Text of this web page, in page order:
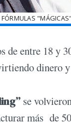
entre 18 y
dinero
se
más de